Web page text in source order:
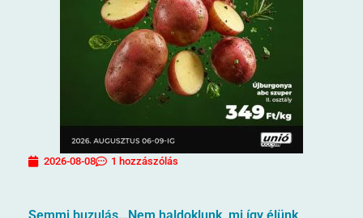
2026-08-08 1 hozzászólás